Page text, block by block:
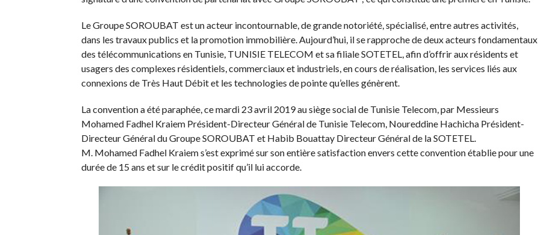
Le Groupe SOROUBAT est un acteur incontournable, de grande notoriété, spécialisé, entre autres activités,
dans les travaux publics et la promotion immobilière. Aujourd’hui, il se rapproche de deux acteurs fondamentaux
des télécommunications en Tunisie, TUNISIE TELECOM et sa filiale SOTETEL, afin d’offrir aux résidents et
usagers des complexes résidentiels, commerciaux et industriels, en cours de réalisation, les services liés aux
connexions de Très Haut Débit et les technologies de pointe qu’elles génèrent.
La convention a été paraphée, ce mardi 23 avril 2019 au siège social de Tunisie Telecom, par Messieurs
Mohamed Fadhel Kraiem Président-Directeur Général de Tunisie Telecom, Noureddine Hachicha Président-
Directeur Général du Groupe SOROUBAT et Habib Bouattay Directeur Général de la SOTETEL.
M. Mohamed Fadhel Kraiem s’est exprimé sur son entière satisfaction envers cette convention établie pour une
durée de 15 ans et sur le crédit positif qu’il lui accorde.